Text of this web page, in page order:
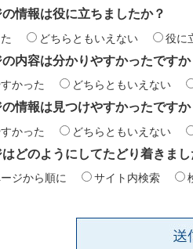
情報は役に立ちましたか？
どちらともいえない 役に
内容は分かりやすかったですか
かった どちらともいえない
の情報は見つけやすかったですか
かった どちらともいえない
どのようにしてたどり着きまし
ジから順に サイト内検索